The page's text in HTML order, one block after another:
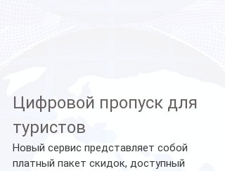
Цифровой пропуск для
туристов
Новый сервис представляет собой
платный пакет скидок, доступный